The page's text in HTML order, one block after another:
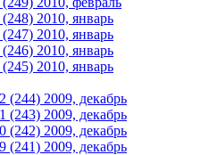
2010, январь
2010, январь
2010, январь
2010, январь
(244) 2009, декабрь
(243) 2009, декабрь
(242) 2009, декабрь
(241) 2009, декабрь